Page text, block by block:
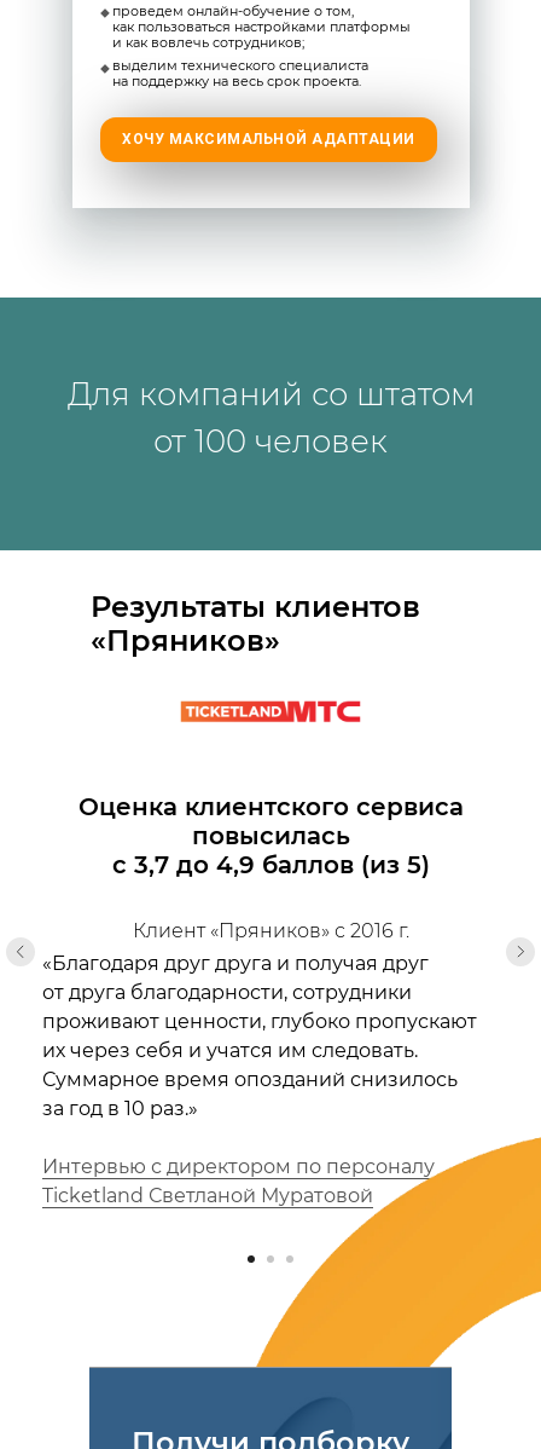
ХОЧУ МАКСИМАЛЬНОЙ АДАПТАЦИИ
проведем онлайн-обучение о том,
как пользоваться настройками платформы
и как вовлечь сотрудников;
выделим технического специалиста
на поддержку на весь срок проекта.
Для компаний со штатом
от 100 человек
Результаты клиентов
«Пряников»
Оценка клиентского сервиса
повысилась
с 3,7 до 4,9 баллов (из 5)
Клиент «Пряников» с 2016 г.
«Благодаря друг друга и получая друг
от друга благодарности, сотрудники
проживают ценности, глубоко пропускают
их через себя и учатся им следовать.
Суммарное время опозданий снизилось
за год в 10 раз.»
Интервью с директором по персоналу
Ticketland Светланой Муратовой
Получи подборку